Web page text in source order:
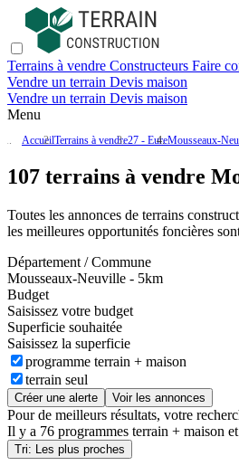
Terrains à vendre Constructeurs Faire
Vendre un terrain Devis maison
Vendre un terrain Devis maison
Menu
AccueilTerrains à vendre27 - EureMousseaux-
107 terrains à vendre
Toutes les annonces de terrains
les meilleures opportunités foncières
Département / Commune
Mousseaux-Neuville - 5km
Budget
Saisissez votre budget
Superficie souhaitée
Saisissez la superficie
programme terrain + maison
terrain seul
Créer une alerte Voir les annonces
Pour de meilleurs résultats, votre
Il y a 76 programmes terrain + maison et
Tri: Les plus proches